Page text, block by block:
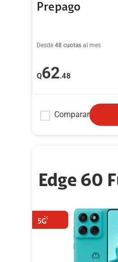
Prepago
Desde 48 cuotas al mes
Q62.48
Comparar
Edge 60